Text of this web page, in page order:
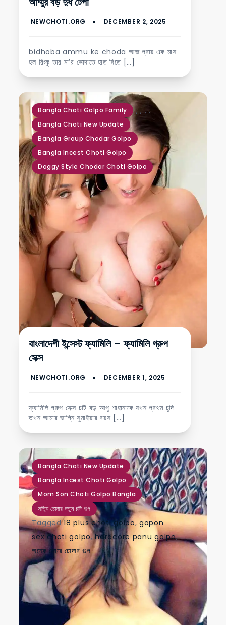
bidhoba ammu ke choda আজ প্রায় এক মাস
হল রিংকু তার মা’র ভোদাতে হাত দিতে […]
Bangla Choti Golpo Family ,
Bangla Choti New Update
,
Bangla Group Chodar Golpo
,
Bangla Incest Choti Golpo
,
Doggy Style Chodar Choti Golpo
বাংলাদেশী ইন্সেস্ট ফ্যামিলি – ফ্যামিলি গ্রুপ
সেক্স
ফ্যামিলি গ্রুপ সেক্স চটি বড় আপু শাহানাকে যখন প্রথম চুদি
তখন আমার ভাগ্নি সুমাইয়ার বয়স […]
Bangla Choti New Update ,
Bangla Incest Choti Golpo
,
Mom Son Choti Golpo Bangla
,
সত্যি চোদার নতুন চটি গল্প
Tagged18 plus choti golpo,gopon
sex choti golpo,hardcore panu golpo,
অনেক জোরে চোদার গল্প